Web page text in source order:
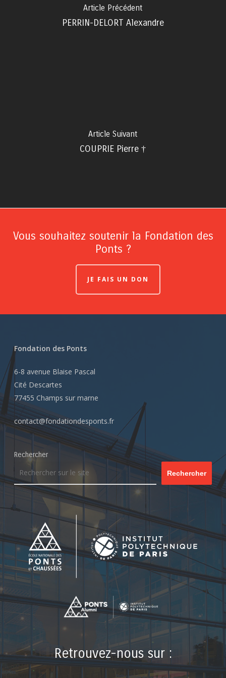
Article Précédent
PERRIN-DELORT Alexandre
Article Suivant
COUPRIE Pierre †
Vous souhaitez soutenir la Fondation des
Ponts ?
JE FAIS UN DON
Fondation des Ponts
6-8 avenue Blaise Pascal
Cité Descartes
77455 Champs sur marne
contact@fondationdesponts.fr
Rechercher
Rechercher
Retrouvez-nous sur :